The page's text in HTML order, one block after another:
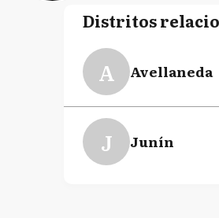
Distritos
A Avellaneda
J Junín